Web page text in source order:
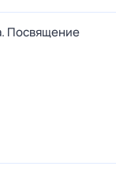
Посвящение